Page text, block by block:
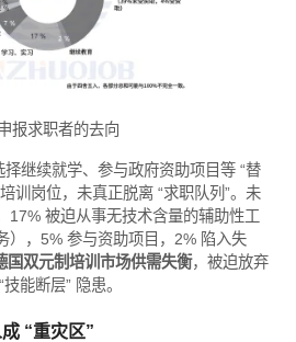
报求职者的去向
继续就学、参与政府资助项目等 “替
训岗位，未真正脱离 “求职队列”。未
17% 被迫从事无技术含量的辅助性工
），5% 参与资助项目，2% 陷入失
国双元制培训市场供需失衡，被迫放弃
能断层” 隐患。
“重灾区”